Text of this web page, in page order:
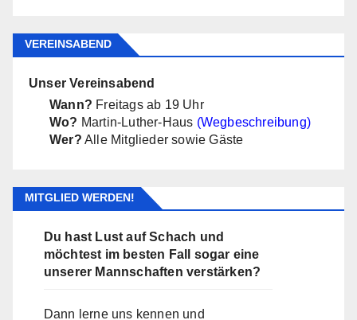
VEREINSABEND
Unser Vereinsabend
Wann? Freitags ab 19 Uhr
Wo? Martin-Luther-Haus (Wegbeschreibung)
Wer? Alle Mitglieder sowie Gäste
MITGLIED WERDEN!
Du hast Lust auf Schach und
möchtest im besten Fall sogar eine
unserer Mannschaften verstärken?
Dann lerne uns kennen und